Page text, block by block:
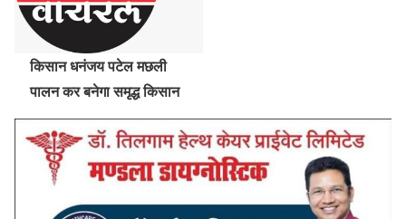
किसान धनंजय पटेल मछली
पालन कर बनेगा समृद्ध किसान